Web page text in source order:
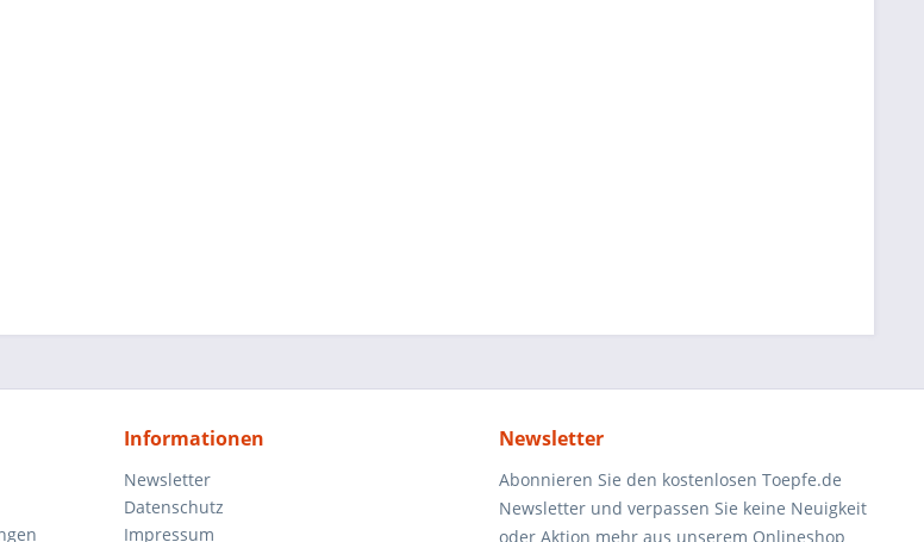
Informationen
Newsletter
Datenschutz
Impressum
Newsletter
Abonnieren Sie den kostenlosen Toepfe.de
Newsletter und verpassen Sie keine Neuigkeit
oder Aktion mehr aus unserem Onlineshop